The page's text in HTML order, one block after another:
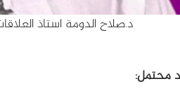
د.صلاح الدومة استاذ
محتمل: